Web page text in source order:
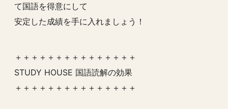
て国語を得意にして
安定した成績を手に入れましょう！
＋＋＋＋＋＋＋＋＋＋＋＋＋＋＋
STUDY HOUSE 国語読解の効果
＋＋＋＋＋＋＋＋＋＋＋＋＋＋＋